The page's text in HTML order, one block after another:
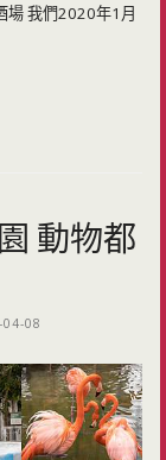
場 我們2020年1月
動物都
08